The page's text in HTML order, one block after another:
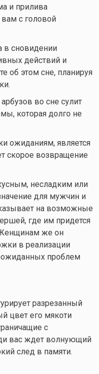
и прилива
с головой
в сновидении
действий и
об этом сне, планируя
во сне сулит
которая долго не
ожиданиям, является
скорое возвращение
несладким или
для мужчин и
на возможные
где им придется
Женщинам же он
в реализации
проблем
разрезанный
цвет его мякоти
с
вас ждет волнующий
след в памяти.